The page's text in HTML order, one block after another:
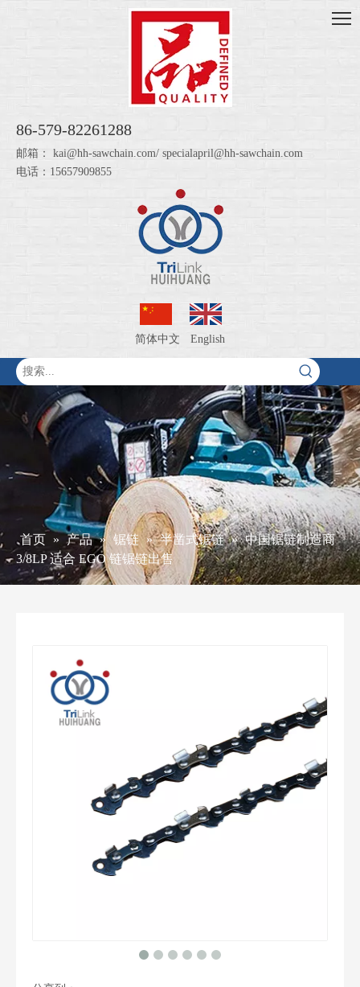
86-579-82261288
邮箱： kai@hh-sawchain.com/ specialapril@hh-sawchain.com
电话：15657909855
简体中文 English
首页 » 产品 » 锯链 » 半凿式锯链 » 中国锯链制造商
3/8LP 适合 EGO 链锯链出售